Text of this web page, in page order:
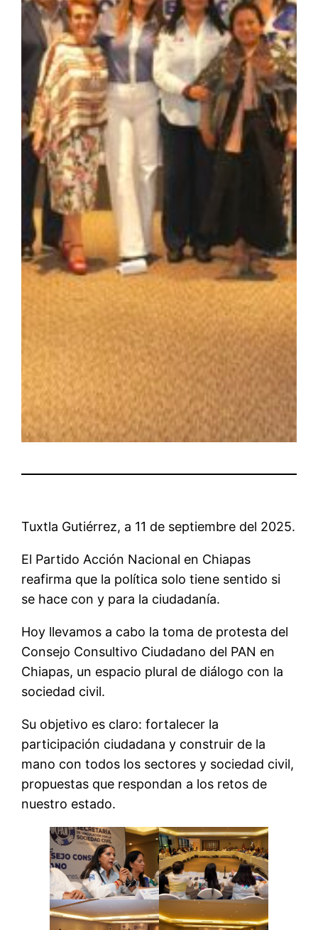
Tuxtla Gutiérrez, a 11 de septiembre del 2025.
El Partido Acción Nacional en Chiapas
reafirma que la política solo tiene sentido si
se hace con y para la ciudadanía.
Hoy llevamos a cabo la toma de protesta del
Consejo Consultivo Ciudadano del PAN en
Chiapas, un espacio plural de diálogo con la
sociedad civil.
Su objetivo es claro: fortalecer la
participación ciudadana y construir de la
mano con todos los sectores y sociedad civil,
propuestas que respondan a los retos de
nuestro estado.